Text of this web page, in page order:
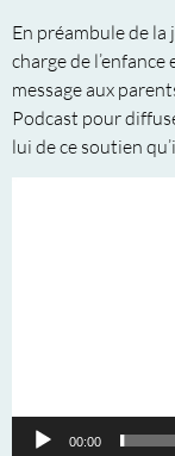
En préambule de la
charge de
message aux
Podcast pour
lui de ce soutien
00:00